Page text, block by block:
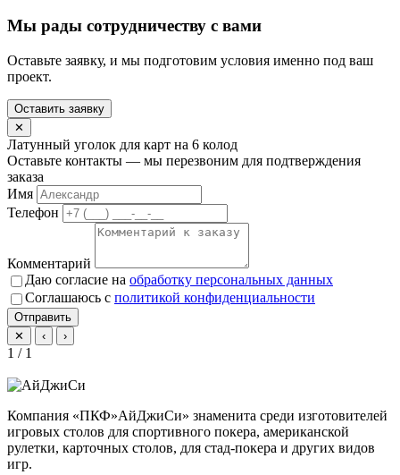
Мы рады сотрудничеству с вами
Оставьте заявку, и мы подготовим условия именно под ваш
проект.
Оставить заявку
✕
Латунный уголок для карт на 6 колод
Оставьте контакты — мы перезвоним для подтверждения
заказа
Имя
Телефон
Комментарий
Даю согласие на обработку персональных данных
Соглашаюсь с политикой конфиденциальности
Отправить
✕
‹ ›
1 / 1
Компания «ПКФ»АйДжиСи» знаменита среди изготовителей
игровых столов для спортивного покера, американской
рулетки, карточных столов, для стад-покера и других видов
игр.